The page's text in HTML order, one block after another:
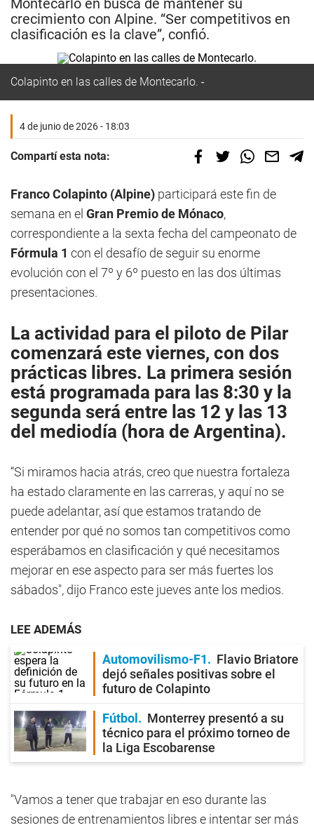
Montecarlo en busca de mantener su
crecimiento con Alpine. “Ser competitivos en
clasificación es la clave”, confió.
Colapinto en las calles de Montecarlo.
4 de junio de 2026 - 18:03
Compartí esta nota:
Franco Colapinto (Alpine) participará este fin de
semana en el Gran Premio de Mónaco,
correspondiente a la sexta fecha del campeonato de
Fórmula 1 con el desafío de seguir su enorme
evolución con el 7º y 6º puesto en las dos últimas
presentaciones.
La actividad para el piloto de Pilar
comenzará este viernes, con dos
prácticas libres. La primera sesión
está programada para las 8:30 y la
segunda será entre las 12 y las 13
del mediodía (hora de Argentina).
“Si miramos hacia atrás, creo que nuestra fortaleza
ha estado claramente en las carreras, y aquí no se
puede adelantar, así que estamos tratando de
entender por qué no somos tan competitivos como
esperábamos en clasificación y qué necesitamos
mejorar en ese aspecto para ser más fuertes los
sábados", dijo Franco este jueves ante los medios.
LEE ADEMÁS
Automovilismo-F1
Flavio Briatore
dejó señales positivas sobre el
futuro de Colapinto
Fútbol
Monterrey presentó a su
técnico para el próximo torneo de
la Liga Escobarense
"Vamos a tener que trabajar en eso durante las
sesiones de entrenamientos libres e intentar ser más